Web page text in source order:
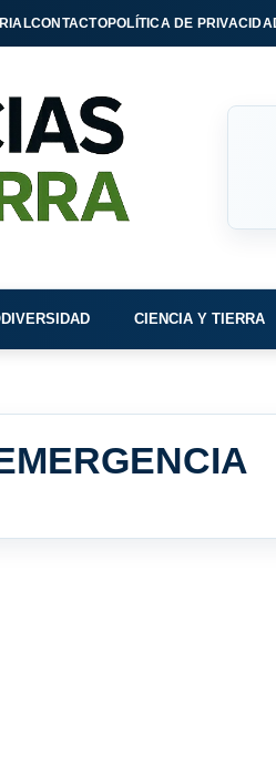
CONTACTOPOLÍTICA DE
CIENCIA Y TIERRA